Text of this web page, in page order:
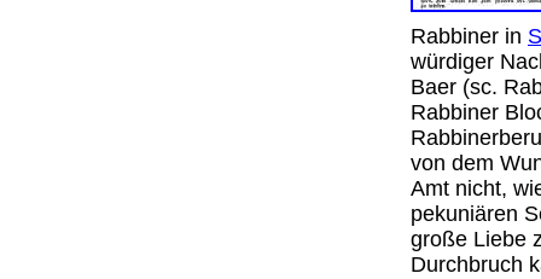
Rabbiner in
würdiger
Baer (sc.
Rabbiner
von dem
Amt nicht,
pekuniären
große Liebe
Durchbruch